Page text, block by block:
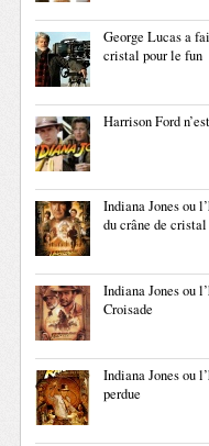
George Lucas a
cristal pour le fun
Harrison Ford
Indiana Jones ou
du crâne de cristal
Indiana Jones ou
Croisade
Indiana Jones ou
perdue